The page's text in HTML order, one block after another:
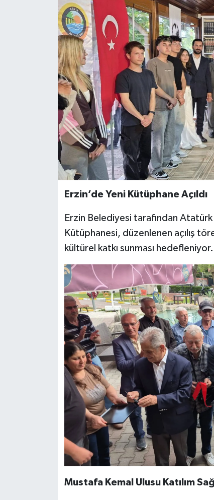
Erzin’de Yeni Kütüphane Açıldı
Erzin Belediyesi tarafından
Kütüphanesi, düzenlenen açılış
kültürel katkı sunması hedefleniyor.
Mustafa Kemal Ulusu Katılım